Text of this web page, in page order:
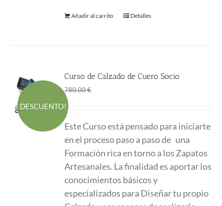
Añadir al carrito Detalles
DESCUENTO!
Curso de Calzado de Cuero Socio
780.00€
era:
780.00 €.
es:
1.00 €.
Este Curso está pensado para iniciarte
en el proceso paso a paso de una
Formación rica en torno a los Zapatos
Artesanales. La finalidad es aportar los
conocimientos básicos y
especializados para Diseñar tu propio